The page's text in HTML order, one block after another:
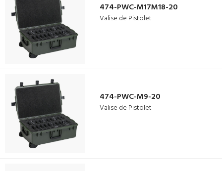
474-PWC-M17M18-20
Valise de Pistolet
474-PWC-M9-20
Valise de Pistolet